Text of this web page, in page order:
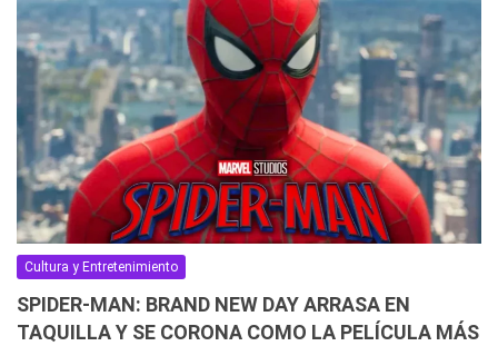
Cultura y Entretenimiento
SPIDER-MAN: BRAND NEW DAY ARRASA EN
TAQUILLA Y SE CORONA COMO LA PELÍCULA MÁS